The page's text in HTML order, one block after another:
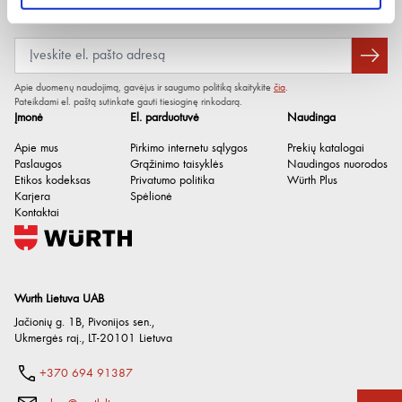
/ sąlygos
Wurth Lietuva UAB
Jačionių g. 1B, Pivonijos sen.,
Ukmergės raj., LT-20101 Lietuva
+370 694 91387
Įmonė
Apie mus
Paslaugos
Etikos kodeksas
Karjera
Kontaktai
El. parduotuvė
Pirkimo internetu sąlygos
Grąžinimo taisyklės
Privatumo politika
Spėlionė
Naudinga
Prekių katalogai
Naudingos nuorodos
Würth Plus
Apie duomenų naudojimą, gavėjus ir saugumo politiką skaitykite čia.
Pateikdami el. paštą sutinkate gauti tiesioginę rinkodarą.